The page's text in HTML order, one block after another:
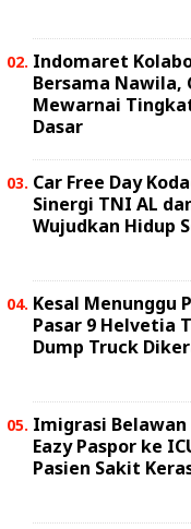
Indomaret
Bersama Nawila,
Mewarnai
Dasar
Car Free Day
Sinergi TNI AL
Wujudkan Hidup
Kesal Menunggu
Pasar 9 Helvetia
Dump Truck
Imigrasi
Eazy Paspor ke
Pasien Sakit